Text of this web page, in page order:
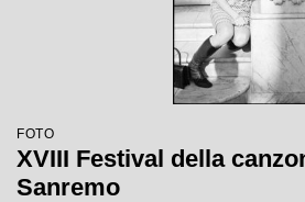
FOTO
XVIII Festival della
Sanremo